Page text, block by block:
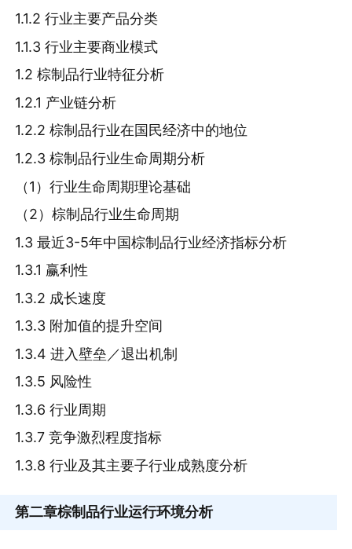
1.1.2 行业主要产品分类
1.1.3 行业主要商业模式
1.2 棕制品行业特征分析
1.2.1 产业链分析
1.2.2 棕制品行业在国民经济中的地位
1.2.3 棕制品行业生命周期分析
（1）行业生命周期理论基础
（2）棕制品行业生命周期
1.3 最近3-5年中国棕制品行业经济指标分析
1.3.1 赢利性
1.3.2 成长速度
1.3.3 附加值的提升空间
1.3.4 进入壁垒／退出机制
1.3.5 风险性
1.3.6 行业周期
1.3.7 竞争激烈程度指标
1.3.8 行业及其主要子行业成熟度分析
第二章棕制品行业运行环境分析